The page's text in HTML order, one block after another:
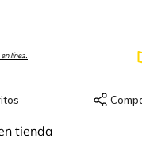
línea.